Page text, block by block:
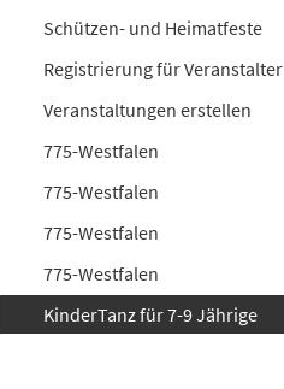
Schützen- und Heimatfeste
Registrierung für Veranstalter
Veranstaltungen erstellen
775-Westfalen
775-Westfalen
775-Westfalen
775-Westfalen
KinderTanz für 7-9 Jährige